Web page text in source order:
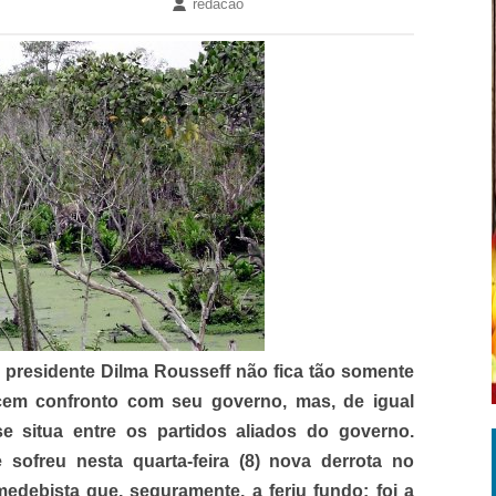
redacao
Dilma Rousseff não fica tão somente
confronto com seu governo, mas, de igual
situa entre os partidos aliados do governo.
sofreu nesta quarta-feira (8) nova derrota no
que, seguramente, a feriu fundo: foi a